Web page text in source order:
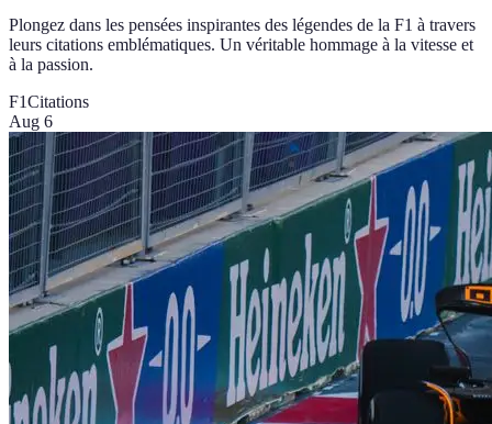
Plongez dans les pensées inspirantes des légendes de la F1 à travers
leurs citations emblématiques. Un véritable hommage à la vitesse et
à la passion.
F1Citations
Aug 6